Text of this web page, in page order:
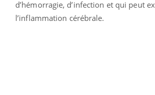
d’hémorragie, d’infection et qui peut
l’inflammation cérébrale.